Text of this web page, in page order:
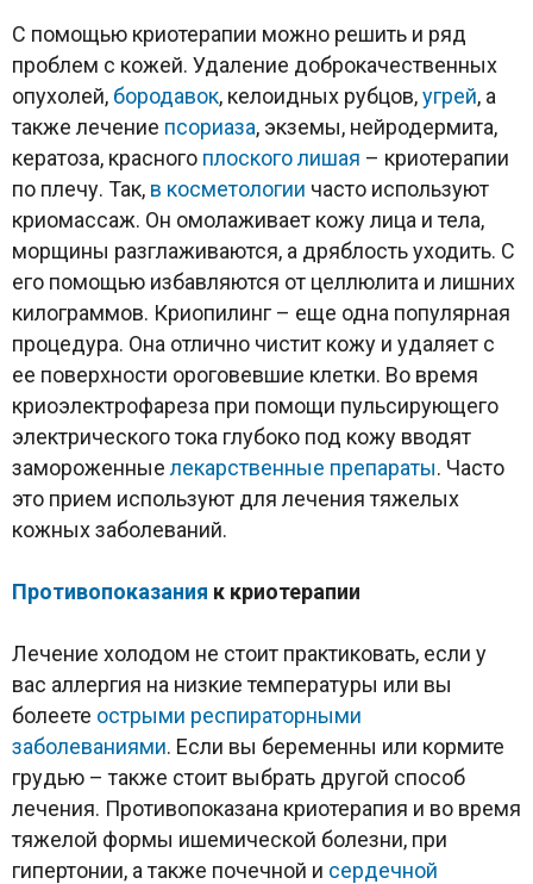
С помощью криотерапии можно решить и ряд
проблем с кожей. Удаление доброкачественных
опухолей, бородавок, келоидных рубцов,угрей, а
также лечение псориаза, экземы, нейродермита,
кератоза, красного плоского лишая – криотерапии
по плечу. Так, в косметологии часто используют
криомассаж. Он омолаживает кожу лица и тела,
морщины разглаживаются, а дряблость уходить. С
его помощью избавляются от целлюлита и лишних
килограммов. Криопилинг – еще одна популярная
процедура. Она отлично чистит кожу и удаляет с
ее поверхности ороговевшие клетки. Во время
криоэлектрофареза при помощи пульсирующего
электрического тока глубоко под кожу вводят
замороженные лекарственные препараты. Часто
это прием используют для лечения тяжелых
кожных заболеваний.
Противопоказания к криотерапии
Лечение холодом не стоит практиковать, если у
вас аллергия на низкие температуры или вы
болеете острыми респираторными
заболеваниями. Если вы беременны или кормите
грудью – также стоит выбрать другой способ
лечения. Противопоказана криотерапия и во время
тяжелой формы ишемической болезни, при
гипертонии, а также почечной и сердечной